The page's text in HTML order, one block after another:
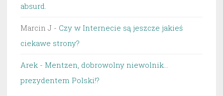
absurd.
Marcin J - Czy w Internecie są jeszcze jakieś
ciekawe strony?
Arek - Mentzen, dobrowolny niewolnik…
prezydentem Polski!?